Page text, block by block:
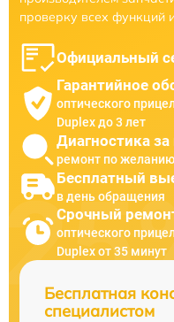
проверку всех функций
Официальный
Гарантийное
оптического
Duplex до 3 лет
Диагностика
ремонт по желанию
Бесплатный
в день обращения
Срочный
оптического
Duplex от 35 минут
Бесплатная
специалистом